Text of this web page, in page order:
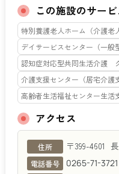
この施設のサー
特別養護老人ホーム（介護老
デイサービスセンター（一般
認知症対応型共同生活介護
介護支援センター（居宅介護
高齢者生活福祉センター生活
アクセス
グレイスフル箕輪
住所 〒399-4601
電話番号 0265-71-3721